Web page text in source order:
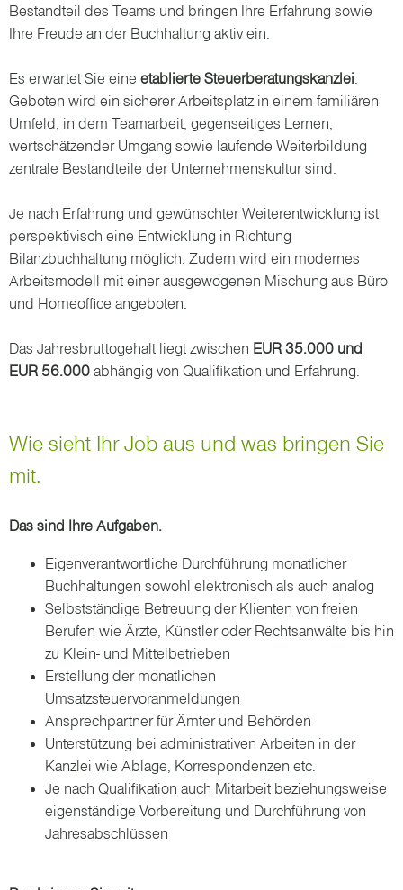
Bestandteil des Teams und bringen Ihre Erfahrung sowie
Ihre Freude an der Buchhaltung aktiv ein.
Es erwartet Sie eine etablierte Steuerberatungskanzlei.
Geboten wird ein sicherer Arbeitsplatz in einem familiären
Umfeld, in dem Teamarbeit, gegenseitiges Lernen,
wertschätzender Umgang sowie laufende Weiterbildung
zentrale Bestandteile der Unternehmenskultur sind.
Je nach Erfahrung und gewünschter Weiterentwicklung ist
perspektivisch eine Entwicklung in Richtung
Bilanzbuchhaltung möglich. Zudem wird ein modernes
Arbeitsmodell mit einer ausgewogenen Mischung aus Büro
und Homeoffice angeboten.
Das Jahresbruttogehalt liegt zwischen EUR 35.000 und
EUR 56.000 abhängig von Qualifikation und Erfahrung.
Wie sieht Ihr Job aus und was bringen Sie
mit.
Das sind Ihre Aufgaben.
Eigenverantwortliche Durchführung monatlicher
Buchhaltungen sowohl elektronisch als auch analog
Selbstständige Betreuung der Klienten von freien
Berufen wie Ärzte, Künstler oder Rechtsanwälte bis hin
zu Klein- und Mittelbetrieben
Erstellung der monatlichen
Umsatzsteuervoranmeldungen
Ansprechpartner für Ämter und Behörden
Unterstützung bei administrativen Arbeiten in der
Kanzlei wie Ablage, Korrespondenzen etc.
Je nach Qualifikation auch Mitarbeit beziehungsweise
eigenständige Vorbereitung und Durchführung von
Jahresabschlüssen